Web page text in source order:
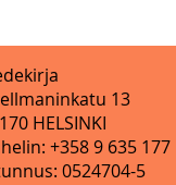
13
HELSINKI
+358 9 635 177
0524704-5